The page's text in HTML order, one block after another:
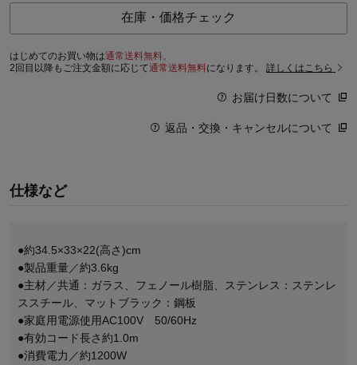
在庫・価格チェック
はじめてのお買い物は通常送料無料。
2回目以降もご注文金額に応じて通常送料無料になります。 詳しくはこちら
お届け日数について
返品・交換・キャンセルについて
仕様など
●約34.5×33×22(高さ)cm
●製品重量／約3.6kg
●主材／共通：ガラス、フェノール樹脂、ステンレス：ステンレ
ススチール、マットブラック：鋼板
●家庭用電源使用AC100V 50/60Hz
●有効コード長さ約1.0m
●消費電力／約1200W